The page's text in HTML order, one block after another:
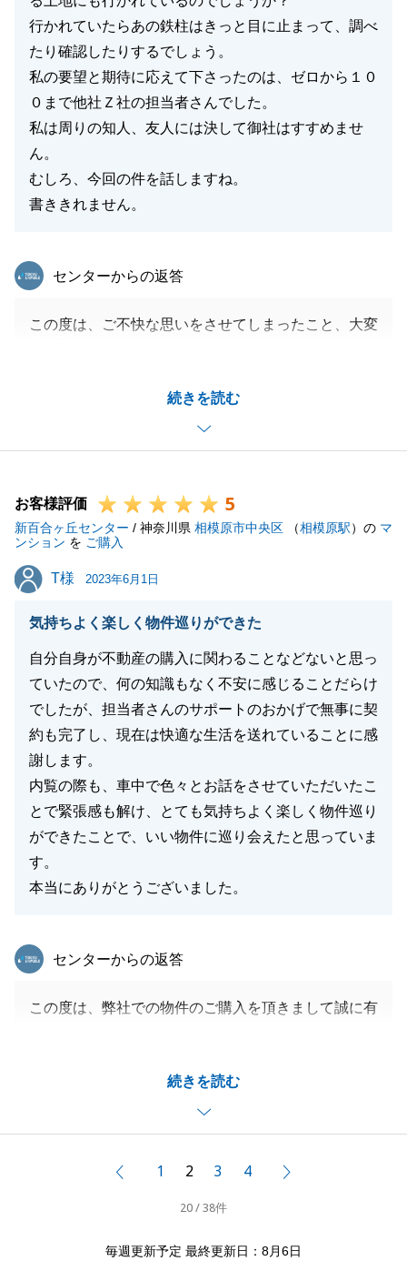
行かれていたらあの鉄柱はきっと目に止まって、調べ
たり確認したりするでしょう。
私の要望と期待に応えて下さったのは、ゼロから１０
０まで他社Ｚ社の担当者さんでした。
私は周りの知人、友人には決して御社はすすめませ
ん。
むしろ、今回の件を話しますね。
書ききれません。
続きを読む
東急リバブル
センターからの返答
この度は、ご不快な思いをさせてしまったこと、大変
いて、この敷地にあるものとしての対応をして、撤去
のご要望に応えきれなかった事について、お客様のご
希望にこたえられる調整ができず、大変申し訳ありま
地域の方に働きかけ、要望通り撤去をして頂いたメー
カーのご担当者には私も感謝しております。
このことを教訓に今後に生かしていきたいと思いま
す。
閉じる
お客様評価 5
新百合ヶ丘センター / 神奈川県 相模原市中央区 （相模原駅）の マ
ンション を ご購入
T様
T様 2023年6月1日
気持ちよく楽しく物件巡りができた
自分自身が不動産の購入に関わることなどないと思っ
ていたので、何の知識もなく不安に感じることだらけ
でしたが、担当者さんのサポートのおかげで無事に契
約も完了し、現在は快適な生活を送れていることに感
謝します。
内覧の際も、車中で色々とお話をさせていただいたこ
とで緊張感も解け、とても気持ちよく楽しく物件巡り
ができたことで、いい物件に巡り会えたと思っていま
す。
本当にありがとうございました。
続きを読む
東急リバブル
センターからの返答
この度は、弊社での物件のご購入を頂きまして誠に有
時間を頂き、ご要望等についても細かくお伝えいただ
けたため良い物件に巡り合えたと思っております。
ご内覧の際には、色々お話をさせて頂き、私もとても
らお祈り申し上げます。
前へ1 2 3 4
20 / 38件
毎週更新予定 最終更新日：8月6日